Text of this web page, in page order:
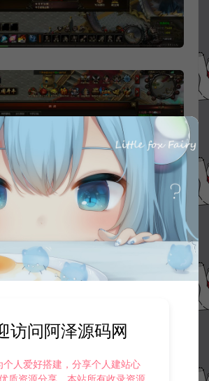
访问阿泽源码网
个人爱好搭建，分享个人建站心
质资源分享。本站所有收录资源